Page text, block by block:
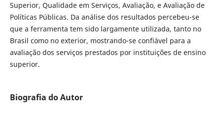
Superior, Qualidade em Serviços, Avaliação, e Avaliação de
Políticas Públicas. Da análise dos resultados percebeu-se
que a ferramenta tem sido largamente utilizada, tanto no
Brasil como no exterior, mostrando-se confiável para a
avaliação dos serviços prestados por instituições de ensino
superior.
Biografia do Autor